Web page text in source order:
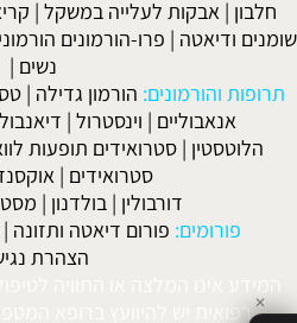
חלבון | אבקות לעלייה במשקל |
שומנים ודיאטה | פרו-הורמונים
נשים |
תרופות והורמונים: הורמון גדילה |
אנאבוליים | וינסטרול | דיאנבול
הלוטסטין | סטרואידים תופעות
סטרואידים |
דורבולין | בולדנון |
פורומים: פורום דיאטה ותזונה |
הצהרת
המידע אינו המלצה או התוויה
רפואית יש להיוועץ ברופא ✕